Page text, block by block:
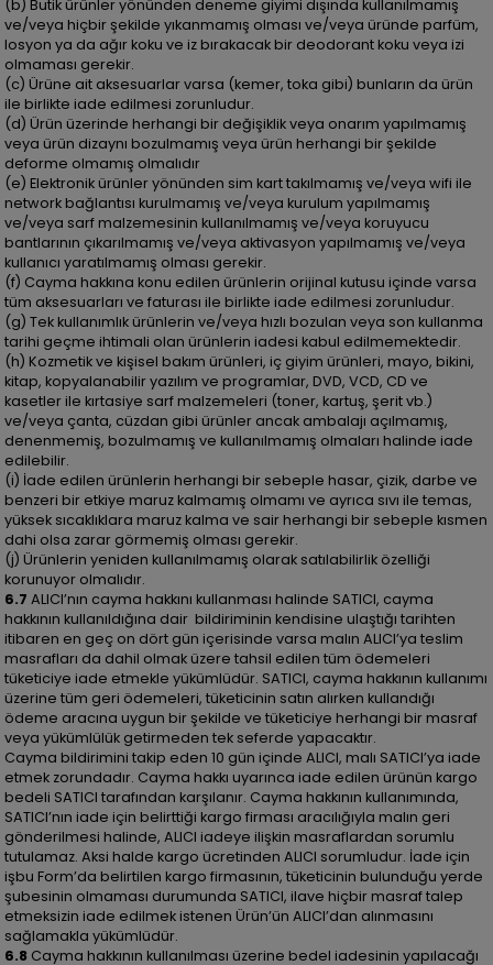
(b) Butik ürünler yönünden deneme giyimi dışında kullanılmamış
ve/veya hiçbir şekilde yıkanmamış olması ve/veya üründe parfüm,
losyon ya da ağır koku ve iz bırakacak bir deodorant koku veya izi
olmaması gerekir.
(c) Ürüne ait aksesuarlar varsa (kemer, toka gibi) bunların da ürün
ile birlikte iade edilmesi zorunludur.
(d) Ürün üzerinde herhangi bir değişiklik veya onarım yapılmamış
veya ürün dizaynı bozulmamış veya ürün herhangi bir şekilde
deforme olmamış olmalıdır
(e) Elektronik ürünler yönünden sim kart takılmamış ve/veya wifi ile
network bağlantısı kurulmamış ve/veya kurulum yapılmamış
ve/veya sarf malzemesinin kullanılmamış ve/veya koruyucu
bantlarının çıkarılmamış ve/veya aktivasyon yapılmamış ve/veya
kullanıcı yaratılmamış olması gerekir.
(f) Cayma hakkına konu edilen ürünlerin orijinal kutusu içinde varsa
tüm aksesuarları ve faturası ile birlikte iade edilmesi zorunludur.
(g) Tek kullanımlık ürünlerin ve/veya hızlı bozulan veya son kullanma
tarihi geçme ihtimali olan ürünlerin iadesi kabul edilmemektedir.
(h) Kozmetik ve kişisel bakım ürünleri, iç giyim ürünleri, mayo, bikini,
kitap, kopyalanabilir yazılım ve programlar, DVD, VCD, CD ve
kasetler ile kırtasiye sarf malzemeleri (toner, kartuş, şerit vb.)
ve/veya çanta, cüzdan gibi ürünler ancak ambalajı açılmamış,
denenmemiş, bozulmamış ve kullanılmamış olmaları halinde iade
edilebilir.
(i) İade edilen ürünlerin herhangi bir sebeple hasar, çizik, darbe ve
benzeri bir etkiye maruz kalmamış olmamı ve ayrıca sıvı ile temas,
yüksek sıcaklıklara maruz kalma ve sair herhangi bir sebeple kısmen
dahi olsa zarar görmemiş olması gerekir.
(j) Ürünlerin yeniden kullanılmamış olarak satılabilirlik özelliği
korunuyor olmalıdır.
6.7 ALICI’nın cayma hakkını kullanması halinde SATICI, cayma
hakkının kullanıldığına dair bildiriminin kendisine ulaştığı tarihten
itibaren en geç on dört gün içerisinde varsa malın ALICI’ya teslim
masrafları da dahil olmak üzere tahsil edilen tüm ödemeleri
tüketiciye iade etmekle yükümlüdür. SATICI, cayma hakkının kullanımı
üzerine tüm geri ödemeleri, tüketicinin satın alırken kullandığı
ödeme aracına uygun bir şekilde ve tüketiciye herhangi bir masraf
veya yükümlülük getirmeden tek seferde yapacaktır.
Cayma bildirimini takip eden 10 gün içinde ALICI, malı SATICI’ya iade
etmek zorundadır. Cayma hakkı uyarınca iade edilen ürünün kargo
bedeli SATICI tarafından karşılanır. Cayma hakkının kullanımında,
SATICI’nın iade için belirttiği kargo firması aracılığıyla malın geri
gönderilmesi halinde, ALICI iadeye ilişkin masraflardan sorumlu
tutulamaz. Aksi halde kargo ücretinden ALICI sorumludur. İade için
işbu Form’da belirtilen kargo firmasının, tüketicinin bulunduğu yerde
şubesinin olmaması durumunda SATICI, ilave hiçbir masraf talep
etmeksizin iade edilmek istenen Ürün’ün ALICI’dan alınmasını
sağlamakla yükümlüdür.
6.8 Cayma hakkının kullanılması üzerine bedel iadesinin yapılacağı